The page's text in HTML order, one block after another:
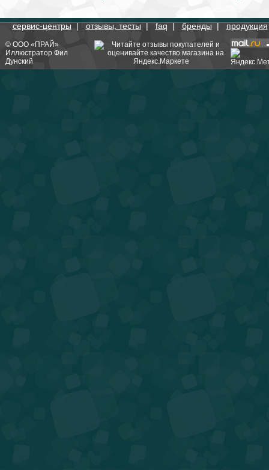
сервис-центры|отзывы, тесты|faq|бренды|продукция
© ООО «ПРАЙ»
Иллюстратор Фил
Дунский